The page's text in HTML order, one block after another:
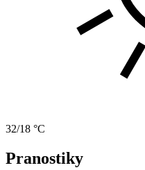
32/18 °C
Pranostiky